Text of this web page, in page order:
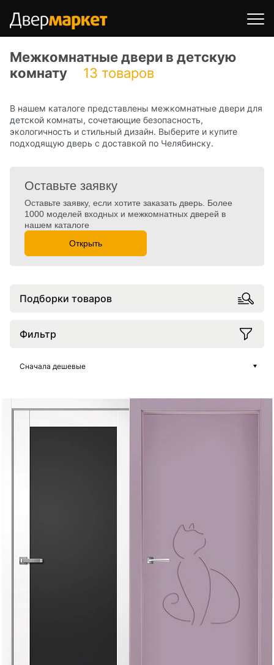
Межкомнатные двери в детскую
комнату
13 товаров
В нашем каталоге представлены межкомнатные двери для
детской комнаты, сочетающие безопасность,
экологичность и стильный дизайн. Выберите и купите
подходящую дверь с доставкой по Челябинску.
Оставьте заявку
Оставьте заявку, если хотите заказать дверь. Более
1000 моделей входных и межкомнатных дверей в
нашем каталоге
Открыть
Подборки товаров
Фильтр
Сначала дешевые